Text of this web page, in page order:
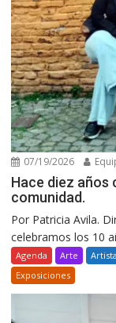
07/19/2026
Hace diez años
comunidad.
Por Patricia Avila.
celebramos los 10
Agenda Arte
Exposiciones